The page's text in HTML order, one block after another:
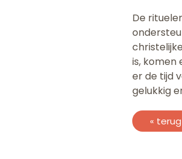
De
is, komen
er de tijd
gelukkig
«